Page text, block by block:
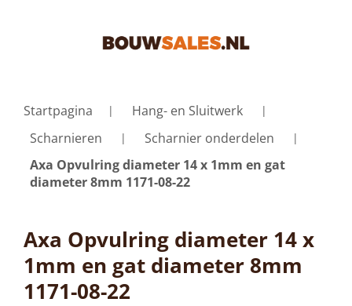
Startpagina
Hang- en Sluitwerk
Scharnieren
Scharnier onderdelen
Axa Opvulring diameter 14 x 1mm en gat
diameter 8mm 1171-08-22
Axa Opvulring diameter 14 x
1mm en gat diameter 8mm
1171-08-22